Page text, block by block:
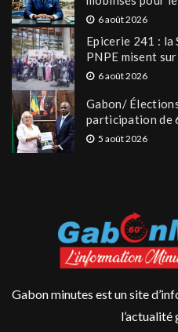
6 août 2026
Epicerie 241 : la
PNPE misent
6 août 2026
Gabon/
participation de
5 août 2026
Gabon minutes est un site
l’actualité